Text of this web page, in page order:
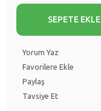
SEPETE EKLE
Yorum Yaz
Paylaş
Tavsiye Et